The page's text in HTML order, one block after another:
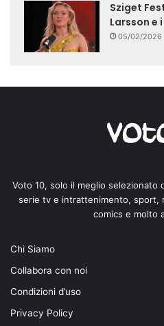
Sziget
Larsson e
05/02/2026
Voto 10, solo il meglio selezionato
serie tv e intrattenimento, sport,
comics e molto
Chi Siamo
Collabora con noi
Condizioni d’uso
Privacy Policy